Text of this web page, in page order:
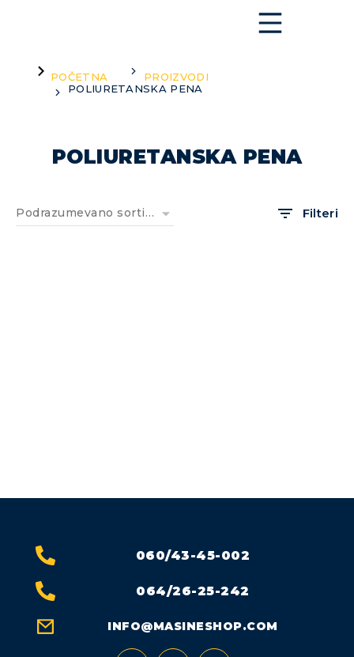
You are here:
POČETNA
PROIZVODI
POLIURETANSKA PENA
POLIURETANSKA PENA
Filteri
060/43-45-002
064/26-25-242
INFO@MASINESHOP.COM